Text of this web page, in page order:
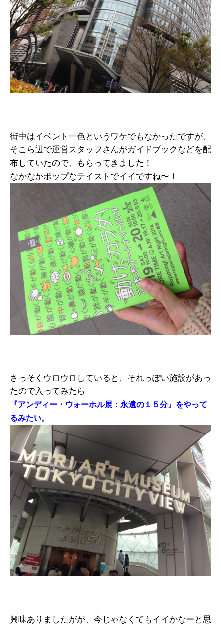
街中はイベント一色というワケでもなかったですが、
そこら辺で運営スタッフさんがガイドブックなどを配
布していたので、もらってきました！
なかなかポップなテイストでイイですね〜！
さっそくウロウロしていると、それっぽい施設があっ
たので入ってみたら
『アンディー・ウォーホル展：永遠の１５分』をやって
るみたい。
興味ありましたがが、今じゃなくてもイイかなーと思